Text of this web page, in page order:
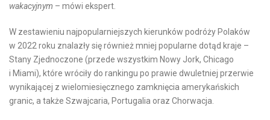
wakacyjnym – mówi ekspert.
W zestawieniu najpopularniejszych kierunków podróży Polaków
w 2022 roku znalazły się również mniej popularne dotąd kraje –
Stany Zjednoczone (przede wszystkim Nowy Jork, Chicago
i Miami), które wróciły do rankingu po prawie dwuletniej przerwie
wynikającej z wielomiesięcznego zamknięcia amerykańskich
granic, a także Szwajcaria, Portugalia oraz Chorwacja.